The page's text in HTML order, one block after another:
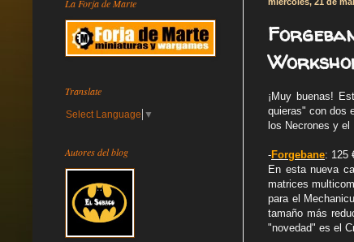
¡Muy buenas!
quieras" con dos
los Necrones y
-Forgebane: 125
En esta nueva
matrices
para el
tamaño más
"novedad" es el
La Forja de Marte
Translate
Select Language ▼
Autores del blog